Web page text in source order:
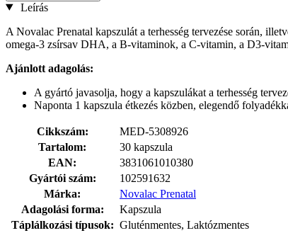
Leírás
A Novalac Prenatal kapszulát a terhesség tervezése során,
omega-3 zsírsav DHA, a B-vitaminok, a C-vitamin, a D3-
Ajánlott adagolás:
A gyártó javasolja, hogy a kapszulákat a terhesség
Naponta 1 kapszula étkezés közben, elegendő
Cikkszám:
MED-5308926
Tartalom:
30 kapszula
EAN:
3831061010380
Gyártói szám:
102591632
Márka:
Novalac Prenatal
Adagolási forma:
Kapszula
Táplálkozási típusok: Gluténmentes, Laktózmentes